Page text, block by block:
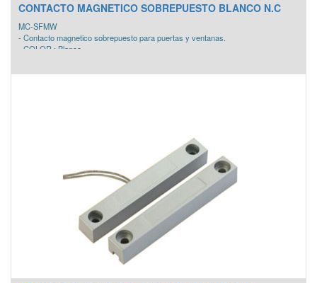
CONTACTO MAGNETICO SOBREPUESTO BLANCO N.C
MC-SFMW
- Contacto magnetico sobrepuesto para puertas y ventanas.
- COLOR : Blanco